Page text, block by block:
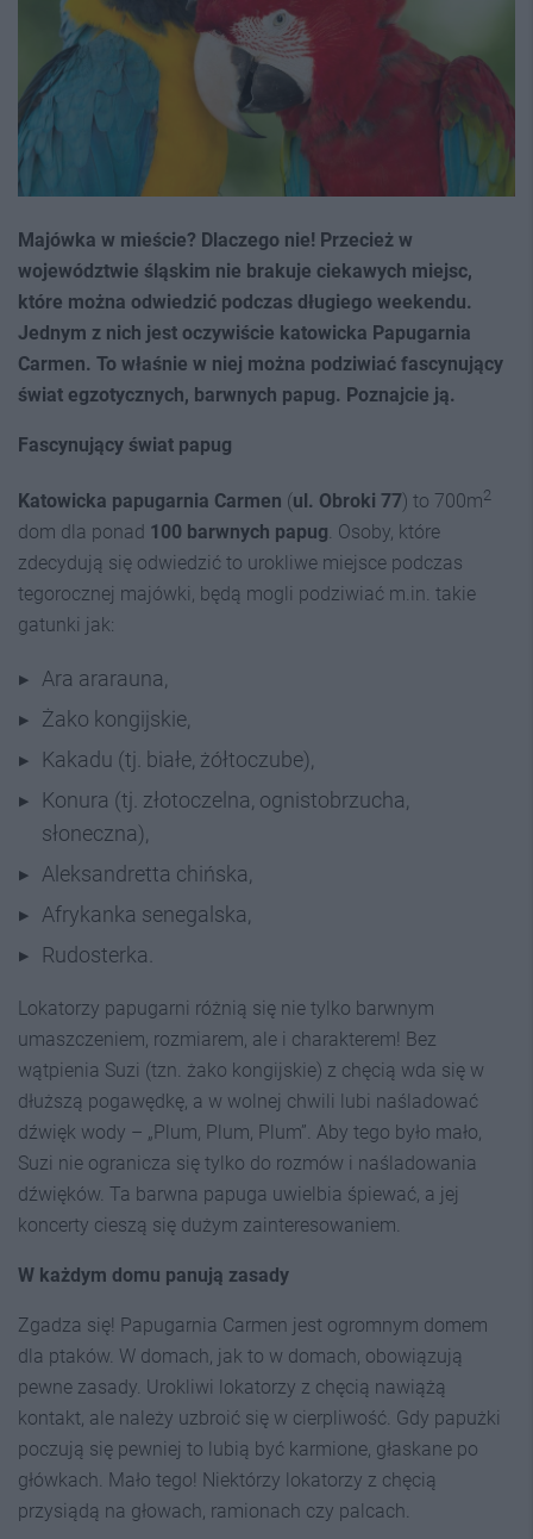
Majówka w mieście? Dlaczego nie! Przecież w
województwie śląskim nie brakuje ciekawych miejsc,
które można odwiedzić podczas długiego weekendu.
Jednym z nich jest oczywiście katowicka Papugarnia
Carmen. To właśnie w niej można podziwiać fascynujący
świat egzotycznych, barwnych papug. Poznajcie ją.
Fascynujący świat papug
Katowicka papugarnia Carmen (ul. Obroki 77) to 700m2
dom dla ponad 100 barwnych papug. Osoby, które
zdecydują się odwiedzić to urokliwe miejsce podczas
tegorocznej majówki, będą mogli podziwiać m.in. takie
gatunki jak:
Ara ararauna,
Żako kongijskie,
Kakadu (tj. białe, żółtoczube),
Konura (tj. złotoczelna, ognistobrzucha,
słoneczna),
Aleksandretta chińska,
Afrykanka senegalska,
Rudosterka.
Lokatorzy papugarni różnią się nie tylko barwnym
umaszczeniem, rozmiarem, ale i charakterem! Bez
wątpienia Suzi (tzn. żako kongijskie) z chęcią wda się w
dłuższą pogawędkę, a w wolnej chwili lubi naśladować
dźwięk wody – „Plum, Plum, Plum”. Aby tego było mało,
Suzi nie ogranicza się tylko do rozmów i naśladowania
dźwięków. Ta barwna papuga uwielbia śpiewać, a jej
koncerty cieszą się dużym zainteresowaniem.
W każdym domu panują zasady
Zgadza się! Papugarnia Carmen jest ogromnym domem
dla ptaków. W domach, jak to w domach, obowiązują
pewne zasady. Urokliwi lokatorzy z chęcią nawiążą
kontakt, ale należy uzbroić się w cierpliwość. Gdy papużki
poczują się pewniej to lubią być karmione, głaskane po
główkach. Mało tego! Niektórzy lokatorzy z chęcią
przysiądą na głowach, ramionach czy palcach.